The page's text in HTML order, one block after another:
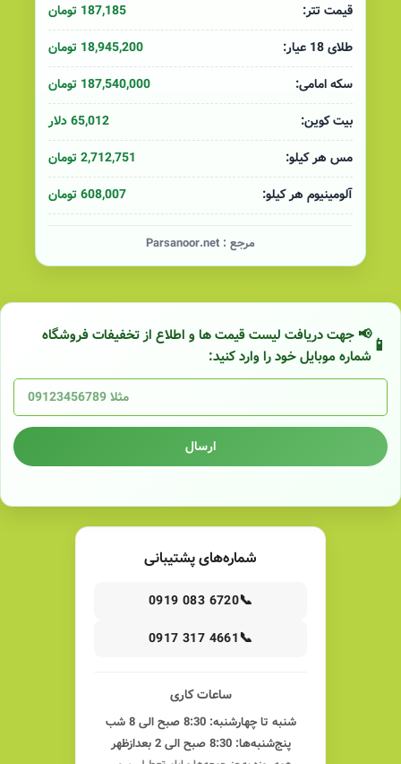
قیمت تتر:
187,185 تومان
طلای 18 عیار:
18,945,200 تومان
سکه امامی:
187,540,000 تومان
بیت کوین:
65,012 دلار
مس هر کیلو:
2,712,751 تومان
آلومینیوم هر کیلو:
608,007 تومان
مرجع : Parsanoor.net
📢 جهت دریافت لیست قیمت ها و اطلاع از تخفیفات فروشگاه
شماره موبایل خود را وارد کنید:
ارسال
شماره‌های پشتیبانی
📞
0919 083 6720
📞
0917 317 4661
ساعات کاری
شنبه تا چهارشنبه: 8:30 صبح الی 8 شب
پنج‌شنبه‌ها: 8:30 صبح الی 2 بعدازظهر